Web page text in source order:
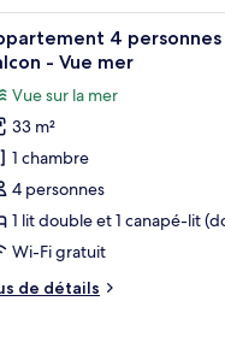
des chaises, un
:
6
4 personnes
- Vue mer
Vue sur la mer
33 m²
1 chambre
4 personnes
1 lit double et 1 canapé-lit
Wi-Fi gratuit
de détails